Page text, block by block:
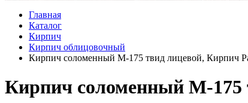
Главная
Каталог
Кирпич
Кирпич облицовочный
Кирпич соломенный М-175 твид лицевой, Кирпич
Кирпич соломенный М-175